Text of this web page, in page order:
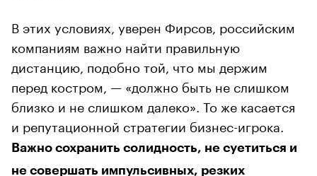
В этих условиях, уверен Фирсов, российским
компаниям важно найти правильную
дистанцию, подобно той, что мы держим
перед костром, — «должно быть не слишком
близко и не слишком далеко». То же касается
и репутационной стратегии бизнес-игрока.
Важно сохранить солидность, не суетиться и
не совершать импульсивных, резких